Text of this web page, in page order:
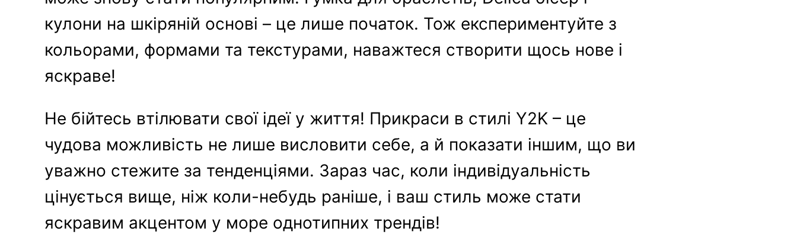
кулони на шкіряній основі – це лише початок. Тож експериментуйте з
кольорами, формами та текстурами, наважтеся створити щось нове і
яскраве!
Не бійтесь втілювати свої ідеї у життя! Прикраси в стилі Y2K – це
чудова можливість не лише висловити себе, а й показати іншим, що ви
уважно стежите за тенденціями. Зараз час, коли індивідуальність
цінується вище, ніж коли-небудь раніше, і ваш стиль може стати
яскравим акцентом у море однотипних трендів!